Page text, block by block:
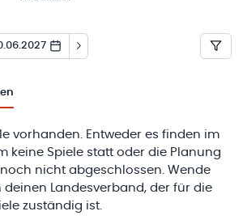
vorhanden. Entweder es finden im
keine Spiele statt oder die Planung
nicht abgeschlossen. Wende
deinen Landesverband, der für die
zuständig ist.